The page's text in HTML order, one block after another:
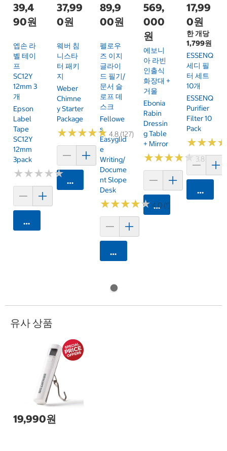
39,4
90원
엡손 라
벨 테이
프
SC12Y
12mm 3
개
Epson
Label
Tape
SC12Y
12mm
3pack
★★★★★
★★★★★
카트에 담기
37,99
0원
웨버 침
니스타
터 패키
지
Weber
Chimne
Y Starter
Package
★★★★★
★★★★★ 4.8 (127)
카트에 담기
89,9
00원
펠로우
즈 이지
글라이
드 필기/
문서 슬
로프 데
스크
Fellowe
S
Easyglid
E
Writing/
Docume
Nt Slope
Desk
★★★★★
★★★★★ 4.0 (1)
카트에 담기
569,
000
원
에보니
아 라빈
인출식
화장대 +
거울
Ebonia
Rabin
Dressin
G Table
+ Mirror
★★★★★
★★★★★3.8 (10)
카트에 담기
17,99
0원
한 개당
1,799원
ESSENQ
세디 필
터 세트
10개
ESSENQ
Purifier
Filter 10
Pack
★★★
★★★
카트에
유사 상품
19,990원